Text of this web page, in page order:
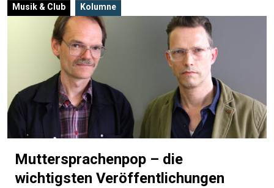
Musik & Club Kolumne
Muttersprachenpop – die
wichtigsten Veröffentlichungen